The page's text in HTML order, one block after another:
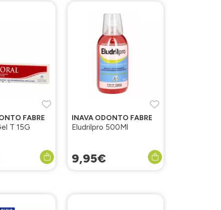
FABRE
T 15G
INAVA ODONTO FABRE
Eludrilpro 500Ml
9,95€